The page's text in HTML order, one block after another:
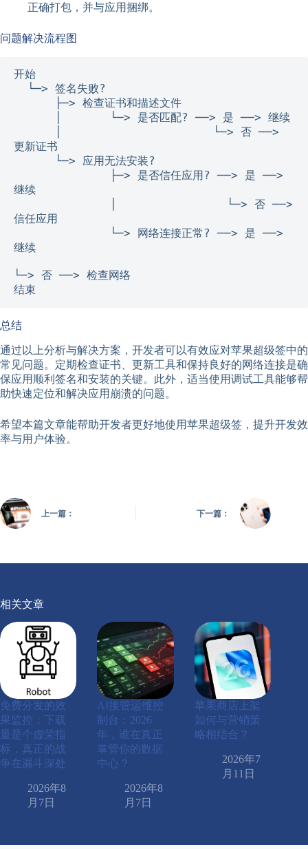
正确打包，并与应用捆绑。
问题解决流程图
开始
更新证书
继续
信任应用
继续
└─> 否 ──> 检查网络
结束
总结
通过以上分析与解决方案，开发者可以有效应对苹果超级签中的
常见问题。定期检查证书、更新工具和保持良好的网络连接是确
保应用顺利签名和安装的关键。此外，适当使用调试工具能够帮
助快速定位和解决应用崩溃的问题。
希望本篇文章能帮助开发者更好地使用苹果超级签，提升开发效
率与用户体验。
上一篇： 下一篇：
相关文章
免费分发的效
果监控：下载
量是个虚荣指
标，真正的战
争在漏斗深处
2026年8
月7日
AI接管运维控
制台：2026
年，谁在真正
掌管你的数据
中心？
2026年8
月7日
苹果商店上架
如何与营销策
略相结合？
2026年7
月11日